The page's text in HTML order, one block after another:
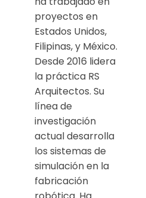
proyectos en
Estados Unidos,
Filipinas, y México.
Desde 2016 lidera
la práctica RS
Arquitectos. Su
línea de
investigación
actual desarrolla
los sistemas de
simulación en la
fabricación